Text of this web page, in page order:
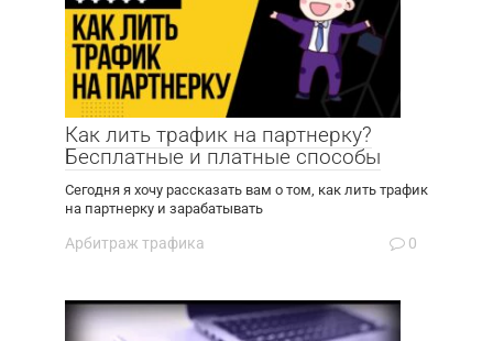
Как лить трафик на партнерку?
Бесплатные и платные способы
Сегодня я хочу рассказать вам о том, как лить трафик
на партнерку и зарабатывать
Арбитраж трафика 0